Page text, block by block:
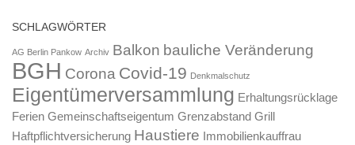
SCHLAGWÖRTER
AG Berlin Pankow Archiv Balkon bauliche Veränderung
BGH Corona Covid-19 Denkmalschutz
Eigentümerversammlung Erhaltungsrücklage
Ferien Gemeinschaftseigentum Grenzabstand Grill
Haftpflichtversicherung Haustiere Immobilienkauffrau